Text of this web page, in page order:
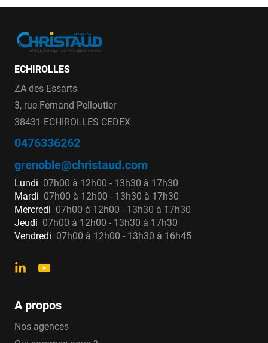
ECHIROLLES
ZA des Essarts
3, rue Fernand Pelloutier
38431 ECHIROLLES CEDEX
0476336262
grenoble@christaud.com
Lundi 07h00 à 12h00 - 13h30 à 17h30
Mardi 07h00 à 12h00 - 13h30 à 17h30
Mercredi 07h00 à 12h00 - 13h30 à 17h30
Jeudi 07h00 à 12h00 - 13h30 à 17h30
Vendredi 07h00 à 12h00 - 13h30 à 16h45
A propos
Nos agences